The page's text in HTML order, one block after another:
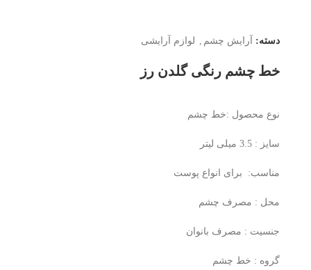
دسته: آرایش چشم , لوازم آرایشی
خط چشم رنگی گلدن رز
نوع محصول :خط چشم
سایز : 3.5 میلی لیتر
مناسب: برای انواع پوست
محل : مصرف چشم
جنسیت : مصرف بانوان
گروه : خط چشم